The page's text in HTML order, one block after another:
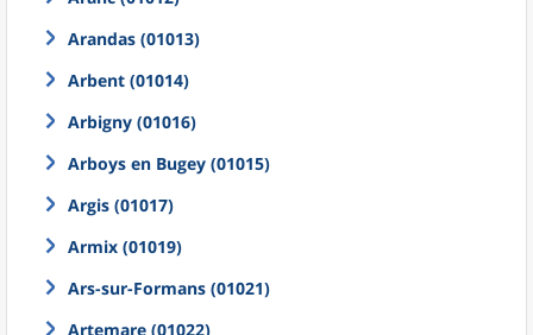
Arandas (01013)
Arbent (01014)
Arbigny (01016)
Arboys en Bugey (01015)
Argis (01017)
Armix (01019)
Ars-sur-Formans (01021)
Artemare (01022)